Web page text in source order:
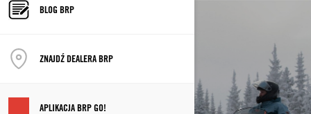
BLOG BRP
ZNAJDŹ DEALERA BRP
APLIKACJA BRP GO!
SKI-DOO